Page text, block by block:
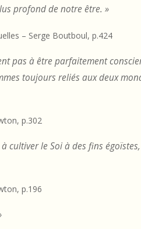
profond de notre être. »
– Serge Boutboul, p.424
pas à être parfaitement
toujours reliés aux deux
p.302
cultiver le Soi à des fins
p.196